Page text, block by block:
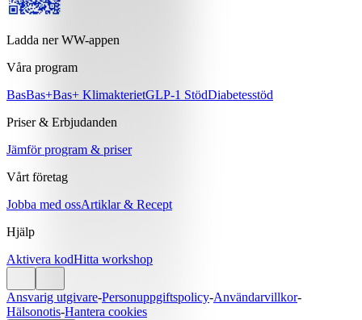
Ladda ner WW-appen
Våra program
BasBas+Bas+ KlimakterietGLP-1 StödDiabetesstöd
Priser & Erbjudanden
Jämför program & priser
Vårt företag
Jobba med ossArtiklar & Recept
Hjälp
Aktivera kodHitta workshop
Ansvarig utgivare-Personuppgiftspolicy-Användarvillkor-
Hälsonotis-Hantera cookies